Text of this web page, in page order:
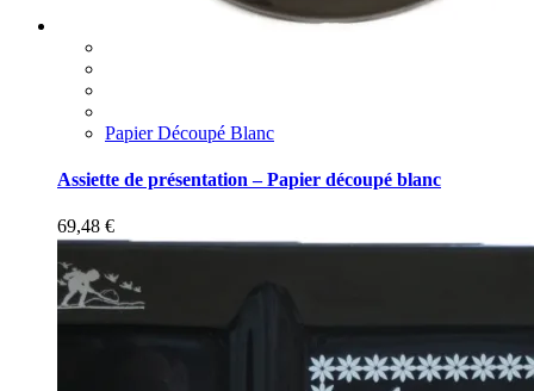
Papier Découpé Blanc
Assiette de présentation – Papier découpé blanc
69,48 €